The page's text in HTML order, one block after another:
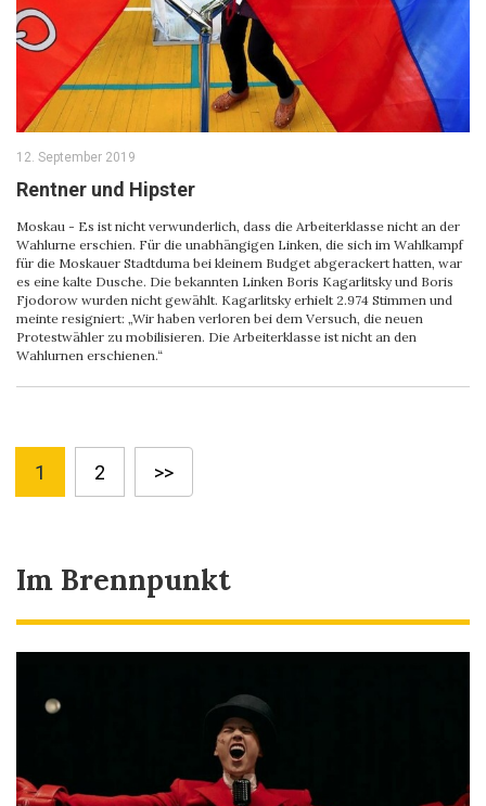
12. September 2019
Rentner und Hipster
Moskau - Es ist nicht verwunderlich, dass die Arbeiterklasse nicht an der
Wahlurne erschien. Für die unabhängigen Linken, die sich im Wahlkampf
für die Moskauer Stadtduma bei kleinem Budget abgerackert hatten, war
es eine kalte Dusche. Die bekannten Linken Boris Kagarlitsky und Boris
Fjodorow wurden nicht gewählt. Kagarlitsky erhielt 2.974 Stimmen und
meinte resigniert: „Wir haben verloren bei dem Versuch, die neuen
Protestwähler zu mobilisieren. Die Arbeiterklasse ist nicht an den
Wahlurnen erschienen.“
1 2 >>
Im Brennpunkt